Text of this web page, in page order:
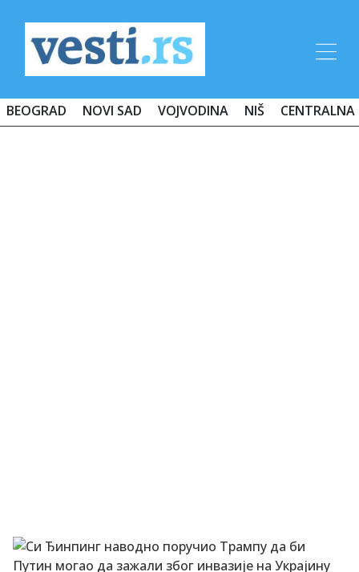
BEOGRAD NOVI SAD VOJVODINA NIŠ CENTRALNA